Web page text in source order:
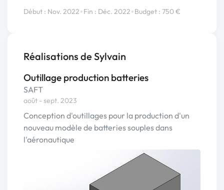
Début : Nov. 2022•Fin : Déc. 2022•Budget : 750 €
Réalisations de Sylvain
Outillage production batteries
SAFT
août - sept. 2023
Conception d'outillages pour la production d'un
nouveau modèle de batteries souples dans
l'aéronautique